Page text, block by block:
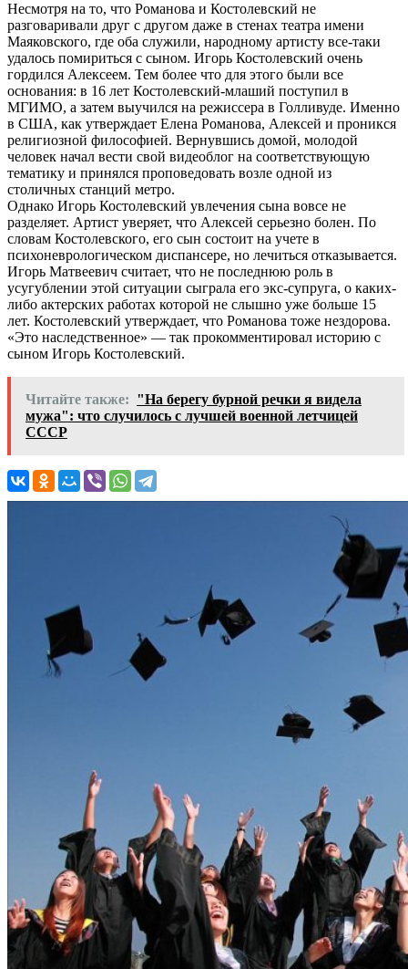
Несмотря на то, что Романова и Костолевский не
разговаривали друг с другом даже в стенах театра имени
Маяковского, где оба служили, народному артисту все-таки
удалось помириться с сыном. Игорь Костолевский очень
гордился Алексеем. Тем более что для этого были все
основания: в 16 лет Костолевский-млаший поступил в
МГИМО, а затем выучился на режиссера в Голливуде. Именно
в США, как утверждает Елена Романова, Алексей и проникся
религиозной философией. Вернувшись домой, молодой
человек начал вести свой видеоблог на соответствующую
тематику и принялся проповедовать возле одной из
столичных станций метро.
Однако Игорь Костолевский увлечения сына вовсе не
разделяет. Артист уверяет, что Алексей серьезно болен. По
словам Костолевского, его сын состоит на учете в
психоневрологическом диспансере, но лечиться отказывается.
Игорь Матвеевич считает, что не последнюю роль в
усугублении этой ситуации сыграла его экс-супруга, о каких-
либо актерских работах которой не слышно уже больше 15
лет. Костолевский утверждает, что Романова тоже нездорова.
«Это наследственное» — так прокомментировал историю с
сыном Игорь Костолевский.
Читайте также: "На берегу бурной речки я видела
мужа": что случилось с лучшей военной летчицей
СССР